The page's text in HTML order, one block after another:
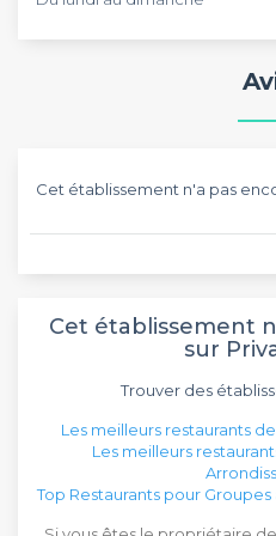
Cet établissement n'a pas
Cet établissement
sur
Trouver des
Les meilleurs restaurants
Les meilleurs
Top Restaurants pour